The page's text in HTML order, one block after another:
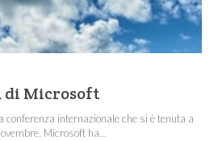
di Microsoft
conferenza internazionale che si è tenuta a
Microsoft ha...